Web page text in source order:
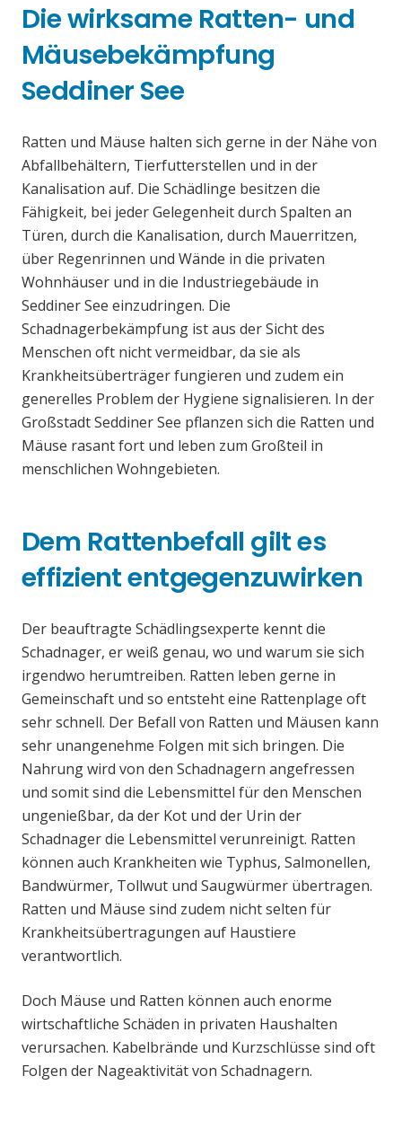
Die wirksame Ratten- und
Mäusebekämpfung
Seddiner See
Ratten und Mäuse halten sich gerne in der Nähe von
Abfallbehältern, Tierfutterstellen und in der
Kanalisation auf. Die Schädlinge besitzen die
Fähigkeit, bei jeder Gelegenheit durch Spalten an
Türen, durch die Kanalisation, durch Mauerritzen,
über Regenrinnen und Wände in die privaten
Wohnhäuser und in die Industriegebäude in
Seddiner See einzudringen. Die
Schadnagerbekämpfung ist aus der Sicht des
Menschen oft nicht vermeidbar, da sie als
Krankheitsüberträger fungieren und zudem ein
generelles Problem der Hygiene signalisieren. In der
Großstadt Seddiner See pflanzen sich die Ratten und
Mäuse rasant fort und leben zum Großteil in
menschlichen Wohngebieten.
Dem Rattenbefall gilt es
effizient entgegenzuwirken
Der beauftragte Schädlingsexperte kennt die
Schadnager, er weiß genau, wo und warum sie sich
irgendwo herumtreiben. Ratten leben gerne in
Gemeinschaft und so entsteht eine Rattenplage oft
sehr schnell. Der Befall von Ratten und Mäusen kann
sehr unangenehme Folgen mit sich bringen. Die
Nahrung wird von den Schadnagern angefressen
und somit sind die Lebensmittel für den Menschen
ungenießbar, da der Kot und der Urin der
Schadnager die Lebensmittel verunreinigt. Ratten
können auch Krankheiten wie Typhus, Salmonellen,
Bandwürmer, Tollwut und Saugwürmer übertragen.
Ratten und Mäuse sind zudem nicht selten für
Krankheitsübertragungen auf Haustiere
verantwortlich.
Doch Mäuse und Ratten können auch enorme
wirtschaftliche Schäden in privaten Haushalten
verursachen. Kabelbrände und Kurzschlüsse sind oft
Folgen der Nageaktivität von Schadnagern.